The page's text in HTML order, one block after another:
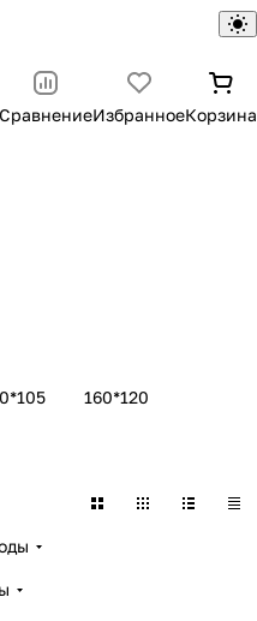
СравнениеИзбранноеКорзина
160*120